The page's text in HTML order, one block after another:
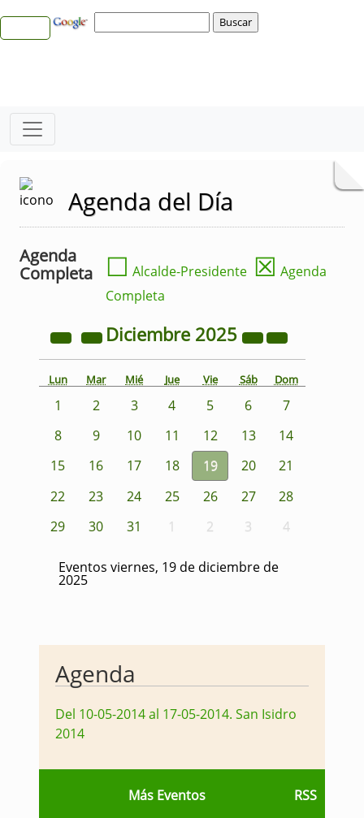
Agenda del Día
Agenda
Completa
☐ Alcalde-Presidente ☒ Agenda
Completa
Diciembre 2025
Lun Mar Mié Jue Vie Sáb Dom
1 2 3 4 5 6
7
8
9 10 11 12 13
14
15
16 17 18 19 20
21
22
23 24 25 26 27
28
29
30 31 1 2 3 4
Eventos viernes, 19 de diciembre de
2025
Agenda
Del 10-05-2014 al 17-05-2014. San Isidro
2014
Más Eventos RSS